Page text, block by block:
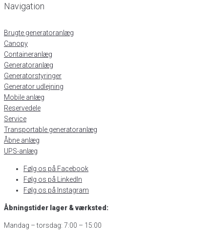
Navigation
Brugte generatoranlæg
Canopy
Containeranlæg
Generatoranlæg
Generatorstyringer
Generator udlejning
Mobile anlæg
Reservedele
Service
Transportable generatoranlæg
Åbne anlæg
UPS-anlæg
Følg os på Facebook
Følg os på LinkedIn
Følg os på Instagram
Åbningstider lager & værksted:
Mandag – torsdag: 7:00 – 15:00